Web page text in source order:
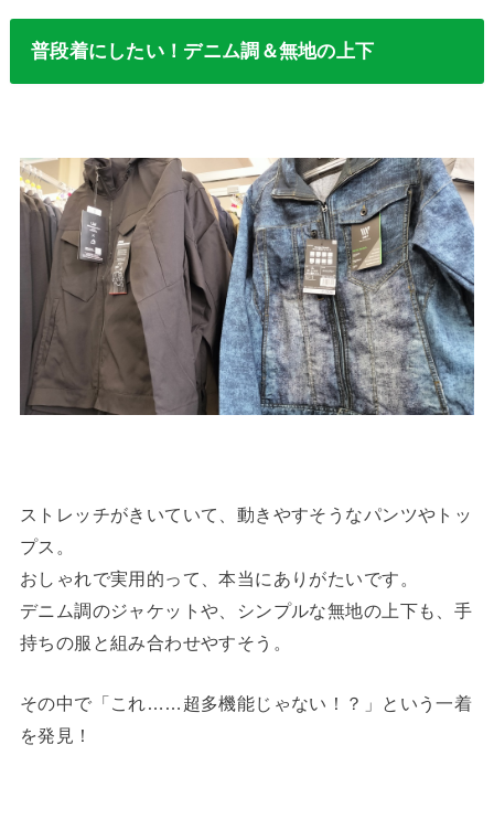
普段着にしたい！デニム調＆無地の上下
ストレッチがきいていて、動きやすそうなパンツやトッ
プス。
おしゃれで実用的って、本当にありがたいです。
デニム調のジャケットや、シンプルな無地の上下も、手
持ちの服と組み合わせやすそう。
その中で「これ……超多機能じゃない！？」という一着
を発見！